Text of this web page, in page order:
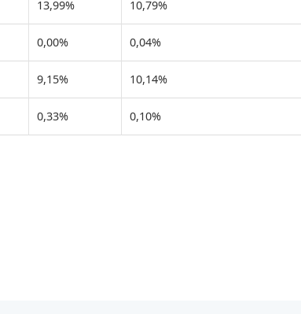
13,99% 10,79%
0,00% 0,04%
9,15% 10,14%
0,33% 0,10%